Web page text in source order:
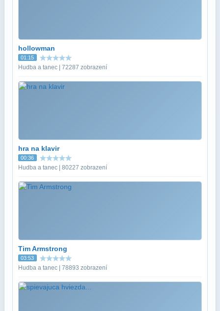
hollowman
01:15
Hudba a tanec | 72287 zobrazení
hra na klavir
00:36
Hudba a tanec | 80227 zobrazení
Tim Armstrong
03:53
Hudba a tanec | 78893 zobrazení